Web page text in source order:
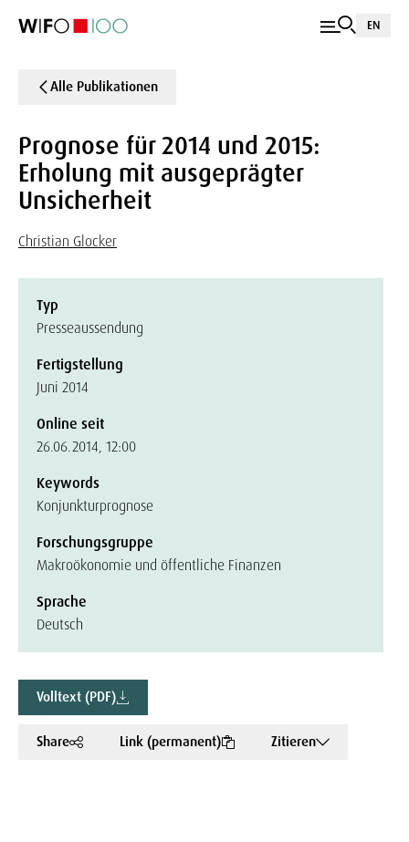
EN
Alle Publikationen
Prognose für 2014 und 2015:
Erholung mit ausgeprägter
Unsicherheit
Christian Glocker
Typ
Presseaussendung
Fertigstellung
Juni 2014
Online seit
26.06.2014, 12:00
Keywords
Konjunkturprognose
Forschungsgruppe
Makroökonomie und öffentliche Finanzen
Sprache
Deutsch
Volltext (PDF)
Share Link (permanent) Zitieren